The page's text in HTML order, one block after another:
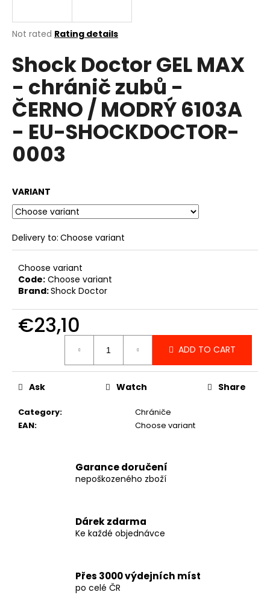
The
product
rating
0,0
out
of
stars.
Not rated Rating details
Shock Doctor GEL MAX
- chránič zubů -
ČERNO / MODRÝ 6103A
- EU-SHOCKDOCTOR-
0003
VARIANT
Delivery to: Choose variant
Choose variant
Code: Choose variant
Brand:Shock Doctor
€23,10
ADD TO CART
Category:
Chrániče
EAN: Choose variant
Ask Watch Share
Garance doručení
nepoškozeného zboží
Dárek zdarma
Ke každé objednávce
Přes 3000 výdejních míst
po celé ČR
n
f
o
r
?
W
e
r
e
c
o
m
e
MMA
RUKAVICE
VENUM